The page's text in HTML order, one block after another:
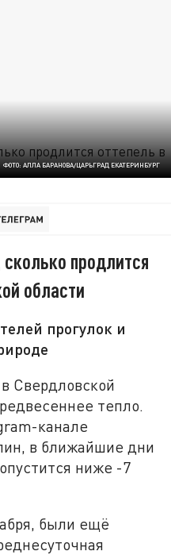
ФОТО: АЛЛА БАРАНОВА/ЦАРЬГРАД ЕКАТЕРИНБУРГ
продлится
области
прогулок и
Свердловской
тепло.
канале
в ближайшие дни
ниже -7
были ещё